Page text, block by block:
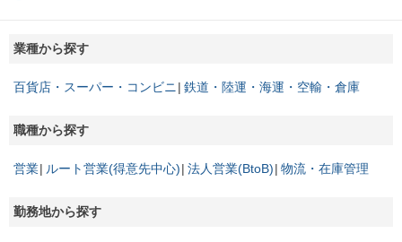
業種から探す
百貨店・スーパー・コンビニ 鉄道・陸運・海運・空輸・倉庫
職種から探す
営業 ルート営業(得意先中心) 法人営業(BtoB) 物流・在庫管理
勤務地から探す